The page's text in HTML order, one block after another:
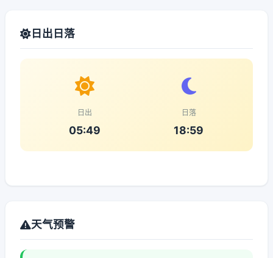
日出日落
日出
05:49
日落
18:59
天气预警